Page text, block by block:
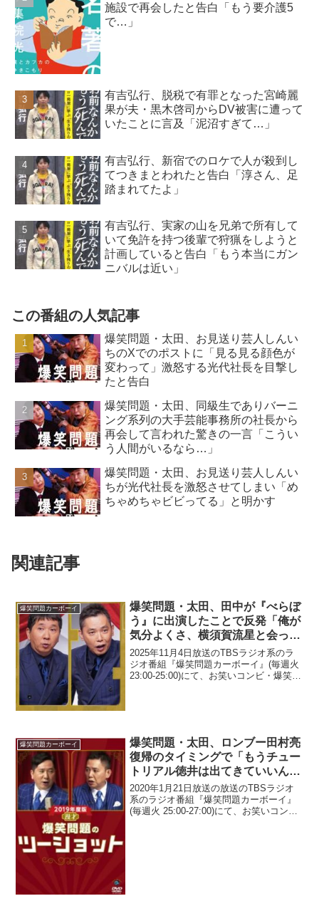
施設で再会したと告白「もう要介護5
で…」
有吉弘行、脱税で有罪となった宮崎麗
果が夫・黒木啓司からDV被害に遭って
いたことに言及「泥沼すぎて…」
有吉弘行、新宿でのロケで人が殺到し
てつきまとわれたと告白「淳さん、足
踏まれてたよ」
有吉弘行、実家の山を兄弟で所有して
いて免許を持つ後輩で狩猟をしようと
計画していると告白「もう本当にガン
ニバルは近い」
この番組の人気記事
爆笑問題・太田、お見送り芸人しんい
ちのXでのポストに「見る見る顔色が
変わって」激怒する光代社長を目撃し
たと告白
爆笑問題・太田、同級生でありバーニ
ング系列の大手芸能事務所の社長から
再会して言われた驚きの一言「こうい
う人間がいるなら…」
爆笑問題・太田、お見送り芸人しんい
ちが光代社長を激怒させてしまい「め
ちゃめちゃビビってる」と明かす
関連記事
爆笑問題カーボーイ
爆笑問題・太田、田中が『べらぼ
う』に出演したことで反発「俺が
気分よくさ、横須賀流星と会っ
て…」
2025年11月4日放送のTBSラジオ系のラ
ジオ番組『爆笑問題カーボーイ』(毎週火
23:00-25:00)にて、お笑いコンビ・爆笑問
爆笑問題カーボーイ
爆笑問題・太田、ロンブー田村亮
復帰のタイミングで「もうチュー
トリアル徳井は出てきていいんじ
ゃねぇか」と発言「バカだっただ
けじゃんよ」
2020年1月21日放送の放送のTBSラジオ
系のラジオ番組『爆笑問題カーボーイ』
(毎週火 25:00-27:00)にて、お笑いコン